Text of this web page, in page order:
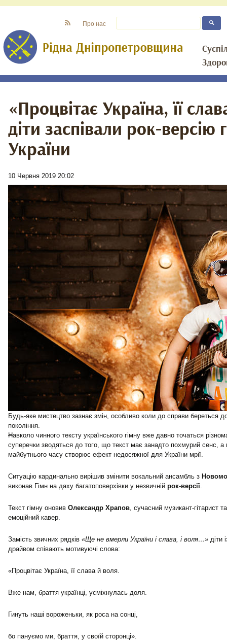
Про нас
«Процвітає Україна, її
діти заспівали рок-версію
України
10 Червня 2019 20:02
Будь-яке мистецтво зазнає змін, особливо коли до справи береться
покоління.
Навколо чинного тексту українського гімну вже давно точаться
суперечки зводяться до того, що текст має занадто похмурий сенс, а
майбутнього часу створює ефект недосяжної для України мрії.
Ситуацію кардинально вирішив змінити вокальний ансамбль з
виконав Гімн на даху багатоповерхівки у незвичній рок-версії.
Текст гімну оновив Олександр Храпов, сучасний музикант-гітарист
емоційний кавер.
Замість звичних рядків «Ще не вмерли України і слава, і воля…» діти
драйвом співають мотивуючі слова:
«Процвітає Україна, її слава й воля.
Вже нам, браття українці, усміхнулась доля.
Гинуть наші вороженьки, як роса на сонці,
бо пануємо ми, браття, у своїй сторонці».